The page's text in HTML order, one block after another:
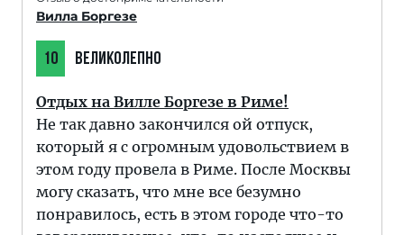
Вилла Боргезе
10 ВЕЛИКОЛЕПНО
Отдых на Вилле Боргезе в Риме!
Не так давно закончился ой отпуск,
который я с огромным удовольствием в
этом году провела в Риме. После Москвы
могу сказать, что мне все безумно
понравилось, есть в этом городе что-то